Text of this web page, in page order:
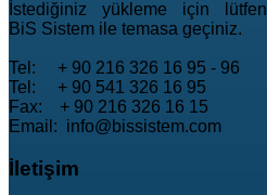
İstediğiniz yükleme için lütfen
BiS Sistem ile temasa geçiniz.
Tel: + 90 216 326 16 95 - 96
Tel: + 90 541 326 16 95
Fax: + 90 216 326 16 15
Email: info@bissistem.com
İletişim